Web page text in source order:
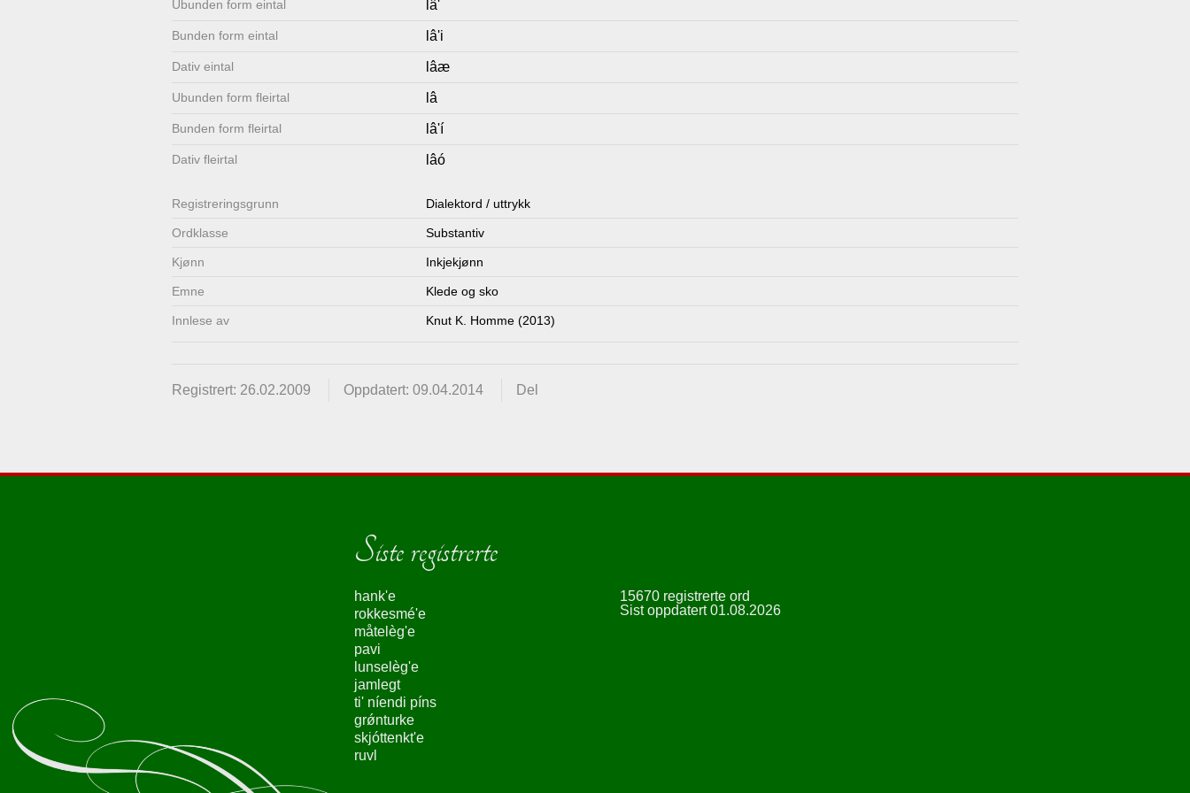
Ubunden form eintal lâ'
Bunden form eintal lâ'i
Dativ eintal lâæ
Ubunden form fleirtal lâ
Bunden form fleirtal lâ'í
Dativ fleirtal lâó
Registrerings­grunn Dialektord / uttrykk
Ordklasse Substantiv
Kjønn Inkjekjønn
Emne Klede og sko
Innlese av Knut K. Homme (2013)
Registrert: 26.02.2009 Oppdatert: 09.04.2014 Del
Siste registrerte
hank'e
rokkesmé'e
måtelèg'e
pavi
lunselèg'e
jamlegt
ti' níendi píns
grǿnturke
skjóttenkt'e
ruvl
15670 registrerte ord
Sist oppdatert 01.08.2026